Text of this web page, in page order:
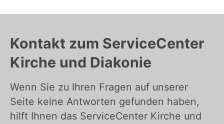
Kontakt zum ServiceCenter
Kirche und Diakonie
Wenn Sie zu Ihren Fragen auf unserer
Seite keine Antworten gefunden haben,
hilft Ihnen das ServiceCenter Kirche und